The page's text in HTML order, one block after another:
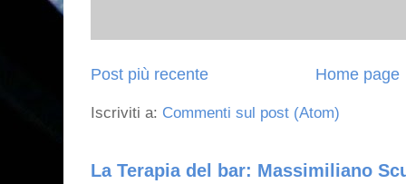
Post più recente Home page
Iscriviti a: Commenti sul post (Atom)
La Terapia del bar: Massimiliano